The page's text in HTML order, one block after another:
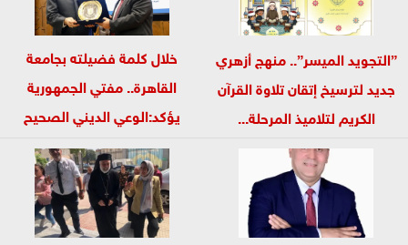
”التجويد الميسر”.. منهج أزهري
جديد لترسيخ إتقان تلاوة القرآن
الكريم لتلاميذ المرحلة...
خلال كلمة فضيلته بجامعة
القاهرة.. مفتي الجمهورية
يؤكد:الوعي الديني الصحيح
يصوغ شخصيةً...